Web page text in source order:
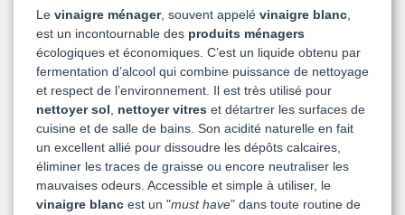
Le vinaigre ménager, souvent appelé vinaigre blanc,
est un incontournable des produits ménagers
écologiques et économiques. C’est un liquide obtenu par
fermentation d’alcool qui combine puissance de nettoyage
et respect de l’environnement. Il est très utilisé pour
nettoyer sol, nettoyer vitres et détartrer les surfaces de
cuisine et de salle de bains. Son acidité naturelle en fait
un excellent allié pour dissoudre les dépôts calcaires,
éliminer les traces de graisse ou encore neutraliser les
mauvaises odeurs. Accessible et simple à utiliser, le
vinaigre blanc est un "must have" dans toute routine de